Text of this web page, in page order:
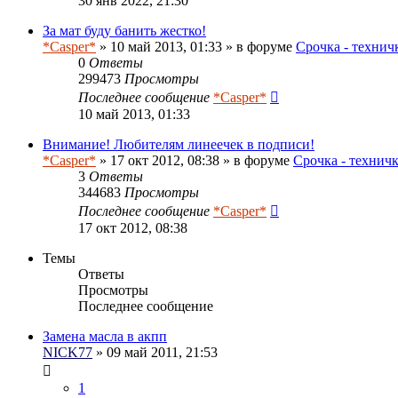
За мат буду банить жестко!
*Casper* » 10 май 2013, 01:33 » в форуме Срочка -
0 Ответы
299473 Просмотры
Последнее сообщение *Casper*
10 май 2013, 01:33
Внимание! Любителям линеечек в подписи!
*Casper* » 17 окт 2012, 08:38 » в форуме Срочка -
3 Ответы
344683 Просмотры
Последнее сообщение *Casper*
17 окт 2012, 08:38
Темы
Ответы
Просмотры
Последнее сообщение
Замена масла в акпп
NICK77 » 09 май 2011, 21:53
1